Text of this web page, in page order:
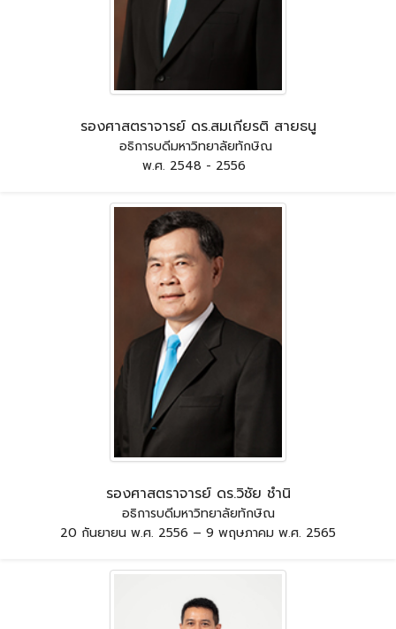
รองศาสตราจารย์ ดร.สมเกียรติ สายธนู
อธิการบดีมหาวิทยาลัยทักษิณ
พ.ศ. 2548 - 2556
รองศาสตราจารย์ ดร.วิชัย ชำนิ
อธิการบดีมหาวิทยาลัยทักษิณ
20 กันยายน พ.ศ. 2556 – 9 พฤษภาคม พ.ศ. 2565